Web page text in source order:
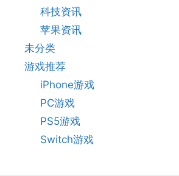
科技资讯
苹果资讯
未分类
游戏推荐
iPhone游戏
PC游戏
PS5游戏
Switch游戏